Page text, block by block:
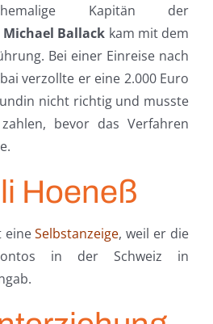
Kapitän der
Michael Ballack kam mit dem
Bei einer Einreise nach
verzollte er eine 2.000 Euro
nicht richtig und musste
bevor das Verfahren
Hoeneß
eineSelbstanzeige, weil er die
in der Schweiz in